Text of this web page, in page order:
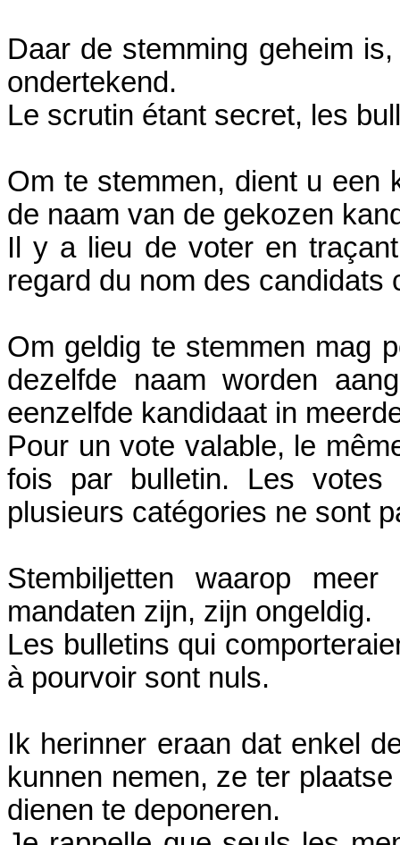
Daar de stemming geheim
ondertekend.
Le scrutin étant secret, les
Om te stemmen, dient u een
de naam van de gekozen
Il y a lieu de voter en
regard du nom des candidats
Om geldig te stemmen mag
dezelfde naam worden
eenzelfde kandidaat in
Pour un vote valable, le
fois par bulletin. Les
plusieurs catégories ne sont
Stembiljetten waarop
mandaten zijn, zijn ongeldig.
Les bulletins qui
à pourvoir sont nuls.
Ik herinner eraan dat enkel
kunnen nemen, ze ter
dienen te deponeren.